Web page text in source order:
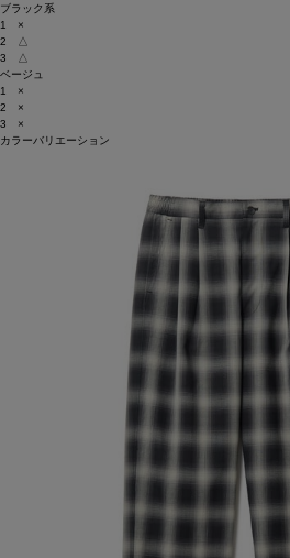
ブラック系
1 ×
2 △
3 △
ベージュ
1 ×
2 ×
3 ×
カラーバリエーション